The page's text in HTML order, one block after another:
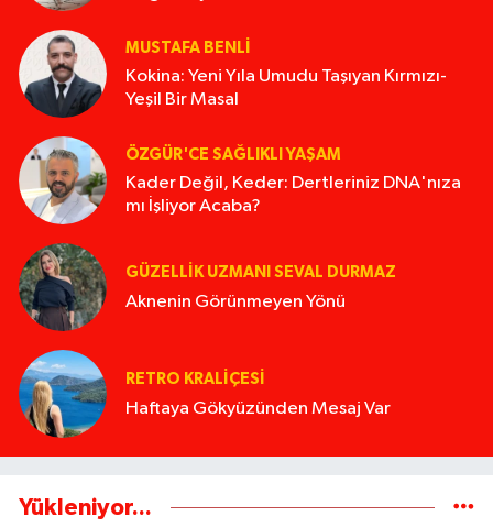
MUSTAFA BENLI
Kokina: Yeni Yıla Umudu Taşıyan Kırmızı-
Yeşil Bir Masal
ÖZGÜR'CE SAĞLIKLI YAŞAM
Kader Değil, Keder: Dertleriniz DNA'nıza
mı İşliyor Acaba?
GÜZELLIK UZMANI SEVAL DURMAZ
Aknenin Görünmeyen Yönü
RETRO KRALIÇESI
Haftaya Gökyüzünden Mesaj Var
Yükleniyor...